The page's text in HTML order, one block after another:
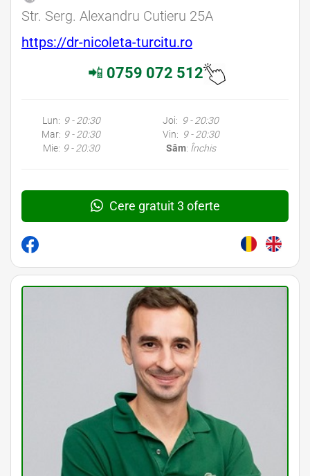
Str. Serg. Alexandru Cutieru 25A
https://dr-nicoleta-turcitu.ro
📲 0759 072 512
Lun: 9 - 20:30
Mar: 9 - 20:30
Mie: 9 - 20:30
Joi: 9 - 20:30
Vin: 9 - 20:30
Sâm: Închis
Cere gratuit 3 oferte